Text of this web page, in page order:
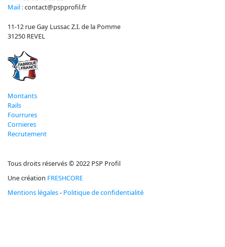
11-12 rue Gay Lussac Z.I. de la Pomme
31250 REVEL
Mail :contact@pspprofil.fr
Montants
Rails
Fourrures
Cornieres
Recrutement
Tous droits réservés © 2022 PSP Profil
Une création FRESHCORE
Mentions légales- Politique de confidentialité